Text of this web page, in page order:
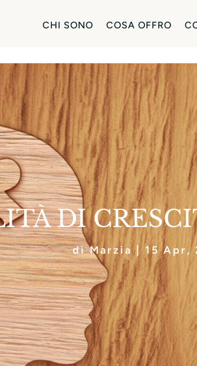
CHI SONO COSA OFFRO
DI
diMarzia| 15 Apr,